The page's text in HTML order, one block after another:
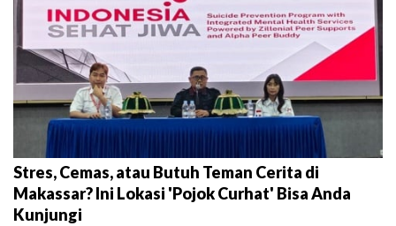
Stres, Cemas, atau Butuh Teman Cerita di
Makassar? Ini Lokasi 'Pojok Curhat' Bisa Anda
Kunjungi